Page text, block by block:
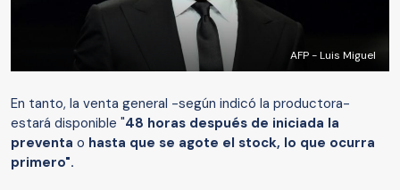
AFP - Luis Miguel
En tanto, la venta general -según indicó la productora-
estará disponible "48 horas después de iniciada la
preventa o hasta que se agote el stock, lo que ocurra
primero".